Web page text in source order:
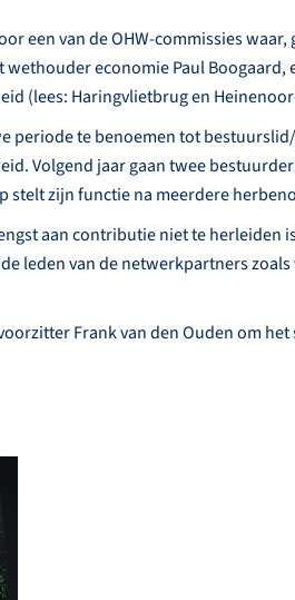
een van de OHW-commissies
economie Paul
(lees: Haringvlietbrug en
periode te benoemen tot
Volgend jaar gaan twee
stelt zijn functie na meerdere
aan contributie niet te herleiden
leden van de netwerkpartners
Frank van den Ouden om